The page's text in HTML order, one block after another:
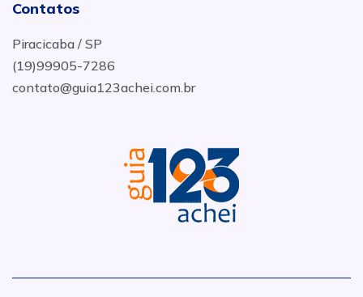
Contatos
Piracicaba / SP
(19)99905-7286
contato@guia123achei.com.br